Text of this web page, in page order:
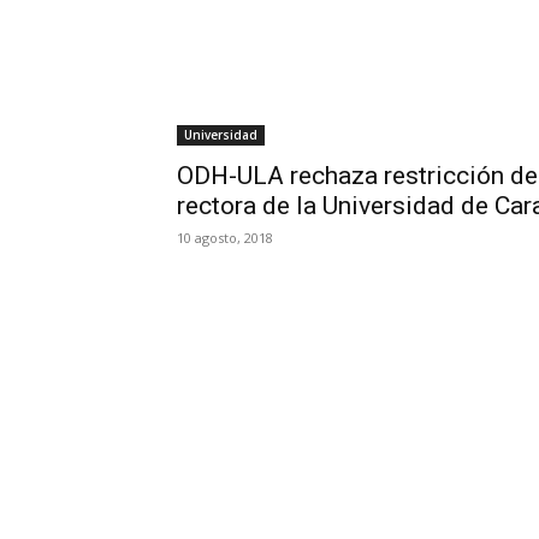
Universidad
ODH-ULA rechaza restricción
rectora de la Universidad de
10 agosto, 2018